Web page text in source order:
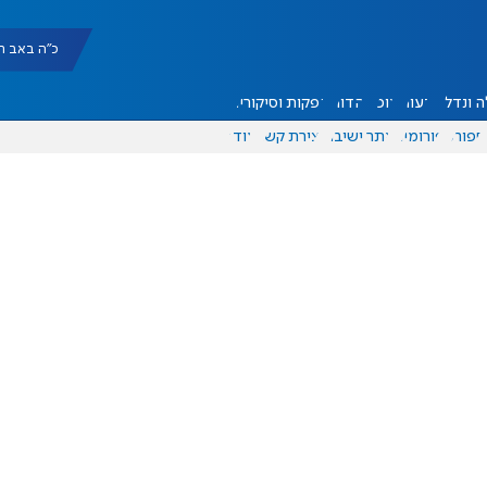
כ"ה באב תשפ"ו
ונדל"ן דעות אוכל יהדות הפקות וסיקורים
ספורט פורומים אתר ישיבה יצירת קשר עוד